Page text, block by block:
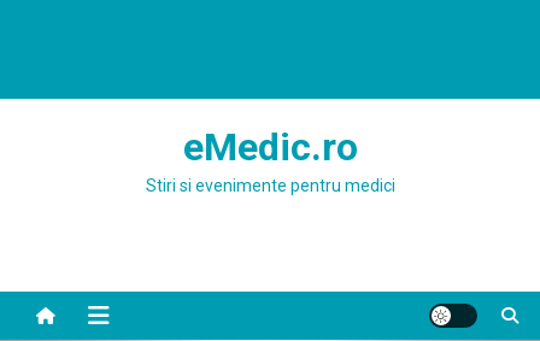
eMedic.ro
Stiri si evenimente pentru medici